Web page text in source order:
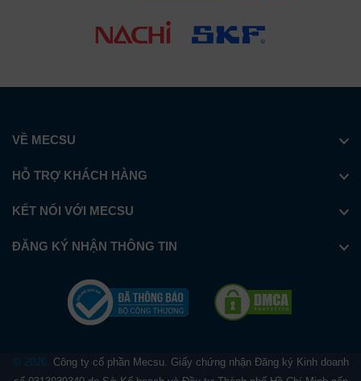
VỀ MECSU
HỖ TRỢ KHÁCH HÀNG
KẾT NỐI VỚI MECSU
ĐĂNG KÝ NHẬN THÔNG TIN
© 2026.
Công ty cổ phần Mecsu. Giấy chứng nhận Đăng ký Kinh doanh